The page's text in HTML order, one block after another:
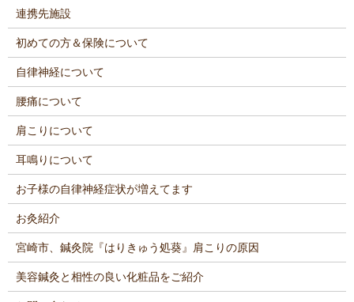
連携先施設
初めての方＆保険について
自律神経について
腰痛について
肩こりについて
耳鳴りについて
お子様の自律神経症状が増えてます
お灸紹介
宮崎市、鍼灸院『はりきゅう処葵』肩こりの原因
美容鍼灸と相性の良い化粧品をご紹介